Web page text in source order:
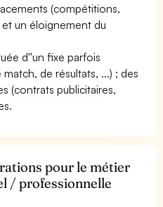
(compétitions,
un éloignement du
d''un fixe parfois
de résultats, ...) ; des
(contrats publicitaires,
pour le métier
/ professionnelle